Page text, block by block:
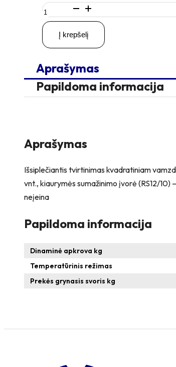
produkto
kiekis:
Q22-
mm
tvirtinimas
kvadratiniam
vamzdžiui
Į krepšelį
Aprašymas
Papildoma informacija
Aprašymas
Išsiplečiantis tvirtinimas kvadratiniam
vnt., kiaurymės sumažinimo įvorė (RS12/
neįeina
Papildoma informacija
Dinaminė apkrova kg
Temperatūrinis režimas
Prekės grynasis svoris kg